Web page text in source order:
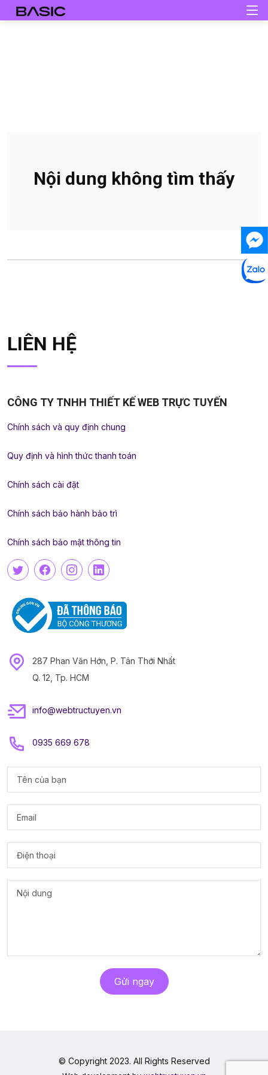
Nội dung không tìm thấy
LIÊN HỆ
CÔNG TY TNHH THIẾT KẾ WEB TRỰC TUYẾN
Chính sách và quy định chung
Quy định và hình thức thanh toán
Chính sách cài đặt
Chính sách bảo hành bảo trì
Chính sách bảo mật thông tin
287 Phan Văn Hớn, P. Tân Thới Nhất
Q. 12, Tp. HCM
info@webtructuyen.vn
0935 669 678
Gửi ngay
© Copyright 2023. All Rights Reserved